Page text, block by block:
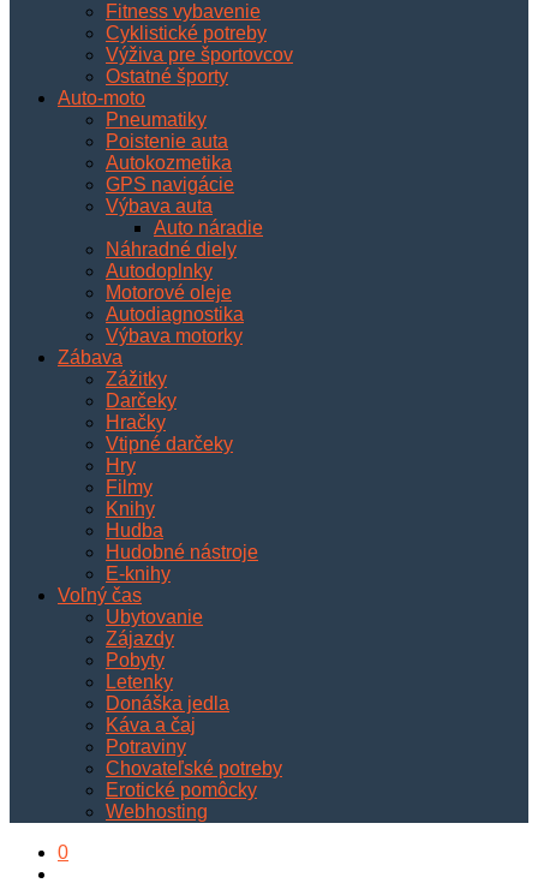
Fitness vybavenie
Cyklistické potreby
Výživa pre športovcov
Ostatné športy
Auto-moto
Pneumatiky
Poistenie auta
Autokozmetika
GPS navigácie
Výbava auta
Auto náradie
Náhradné diely
Autodoplnky
Motorové oleje
Autodiagnostika
Výbava motorky
Zábava
Zážitky
Darčeky
Hračky
Vtipné darčeky
Hry
Filmy
Knihy
Hudba
Hudobné nástroje
E-knihy
Voľný čas
Ubytovanie
Zájazdy
Pobyty
Letenky
Donáška jedla
Káva a čaj
Potraviny
Chovateľské potreby
Erotické pomôcky
Webhosting
0